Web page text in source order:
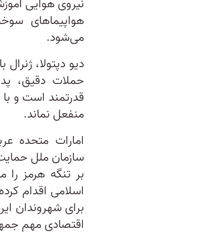
هواپیماهای
می‌شود.
دیو دپتولا،
حملات دقیق،
قدرتمند است و
منفعل نماند.
امارات متحده
سازمان ملل
بر تنگه هرمز
اسلامی اقدام
برای شهروندان
اقتصادی مهم